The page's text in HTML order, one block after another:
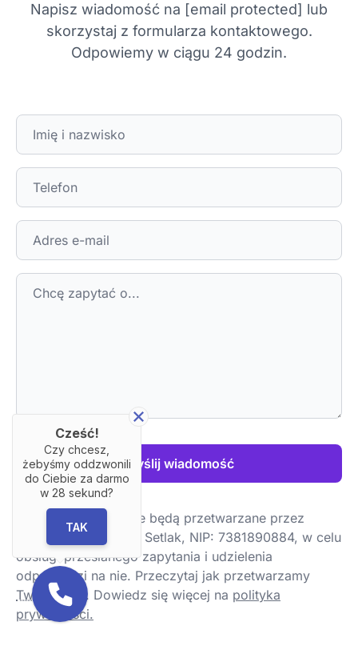
Napisz wiadomość na [email protected] lub
skorzystaj z formularza kontaktowego.
Odpowiemy w ciągu 24 godzin.
Wyślij wiadomość
Twoje dane osobowe będą przetwarzane przez
BRANDELAW Marcin Setlak, NIP: 7381890884, w celu
obsługi przesłanego zapytania i udzielenia
odpowiedzi na nie. Przeczytaj jak przetwarzamy
Twoje dane . Dowiedz się więcej na polityka
prywatności.
Cześć!
Czy chcesz,
żebyśmy oddzwonili
do Ciebie za darmo
w 28 sekund?
TAK